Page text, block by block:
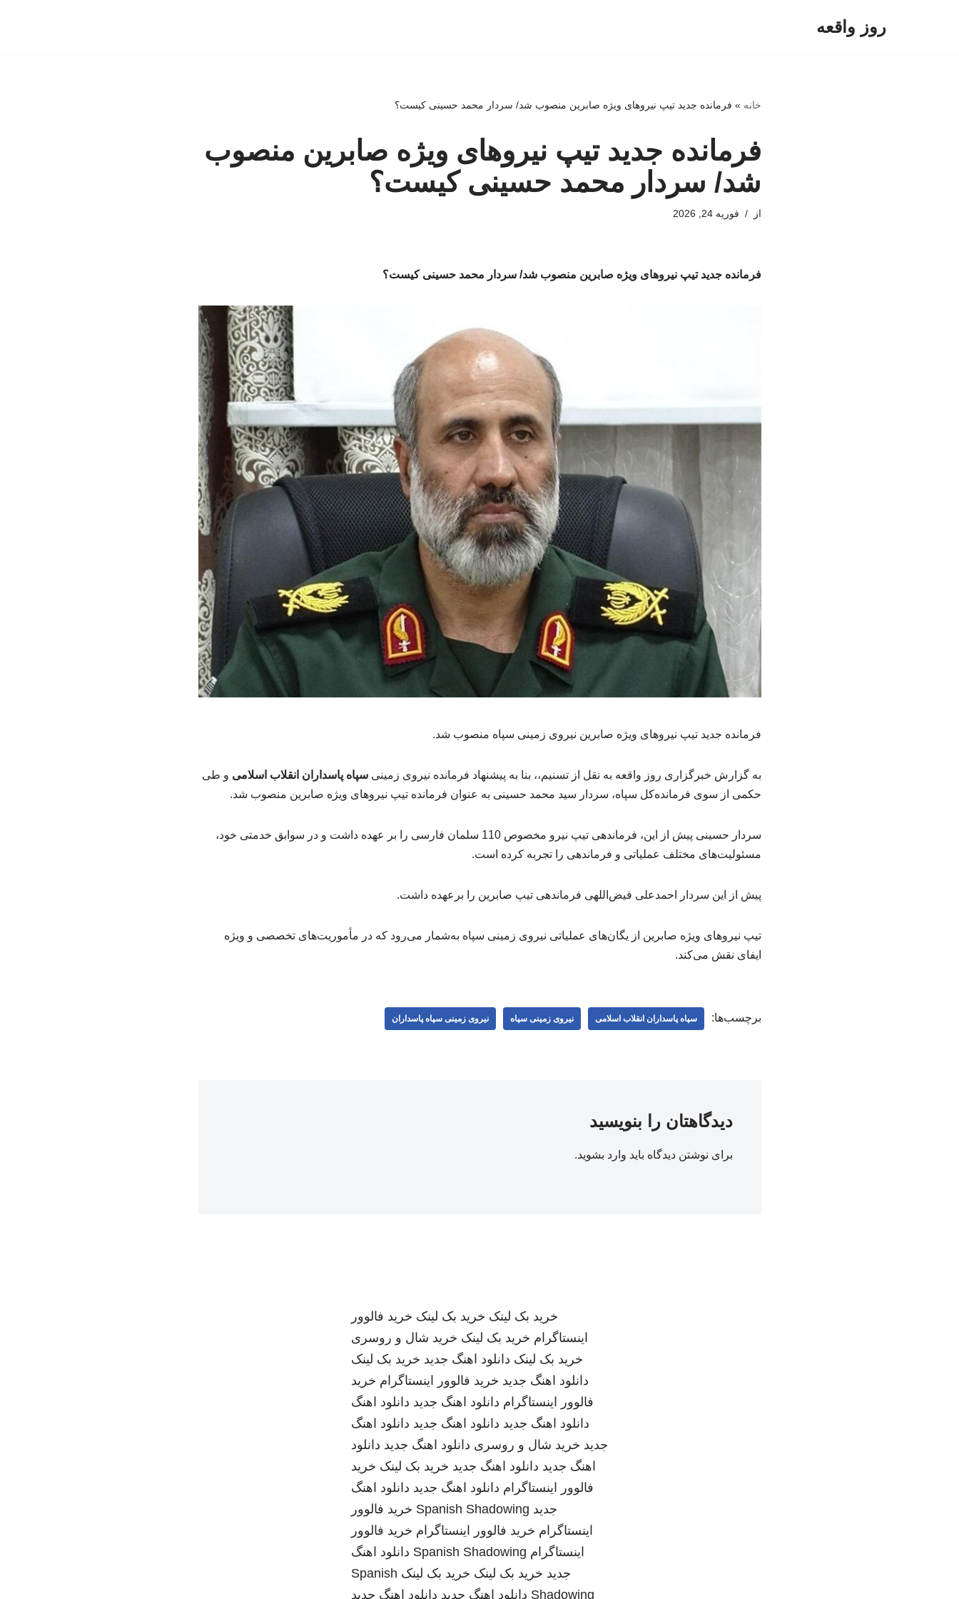
روز واقعه
خانه » فرمانده جدید تیپ نیروهای ویژه صابرین منصوب شد/ سردار محمد حسینی کیست؟
فرمانده جدید تیپ نیروهای ویژه صابرین منصوب
شد/ سردار محمد حسینی کیست؟
از فوریه 24, 2026
فرمانده جدید تیپ نیروهای ویژه صابرین منصوب شد/ سردار محمد حسینی کیست؟
فرمانده جدید تیپ نیروهای ویژه صابرین نیروی زمینی سپاه منصوب شد.
به گزارش خبرگزاری روز واقعه به نقل از تسنیم،، بنا به پیشنهاد فرمانده نیروی زمینیسپاه پاسداران انقلاب اسلامی و طی
حکمی از سوی فرمانده‌کل سپاه، سردار سید محمد حسینی به عنوان فرمانده تیپ نیروهای ویژه صابرین منصوب شد.
سردار حسینی پیش از این، فرماندهی تیپ نیرو مخصوص 110 سلمان فارسی را بر عهده داشت و در سوابق خدمتی خود،
مسئولیت‌های مختلف عملیاتی و فرماندهی را تجربه کرده است.
پیش از این سردار احمدعلی فیض‌اللهی فرماندهی تیپ صابرین را برعهده داشت.
تیپ نیروهای ویژه صابرین از یگان‌های عملیاتی نیروی زمینی سپاه به‌شمار می‌رود که در مأموریت‌های تخصصی و ویژه
ایفای نقش می‌کند.
برچسب‌ها: سپاه پاسداران انقلاب اسلامی نیروی زمینی سپاه نیروی زمینی سپاه پاسداران
دیدگاهتان را بنویسید
برای نوشتن دیدگاه باید وارد بشوید.
خرید بک لینک خرید بک لینک خرید فالوور
اینستاگرام خرید بک لینک خرید شال و روسری
خرید بک لینک دانلود اهنگ جدید خرید بک لینک
دانلود اهنگ جدید خرید فالوور اینستاگرام خرید
فالوور اینستاگرام دانلود اهنگ جدید دانلود اهنگ
دانلود اهنگ جدید دانلود اهنگ جدید دانلود اهنگ
جدید خرید شال و روسری دانلود اهنگ جدید دانلود
اهنگ جدید دانلود اهنگ جدید خرید بک لینک خرید
فالوور اینستاگرام دانلود اهنگ جدید دانلود اهنگ
جدید Spanish Shadowing خرید فالوور
اینستاگرام خرید فالوور اینستاگرام خرید فالوور
اینستاگرام Spanish Shadowing دانلود اهنگ
جدید خرید بک لینک خرید بک لینک Spanish
Shadowing دانلود اهنگ جدید دانلود اهنگ جدید